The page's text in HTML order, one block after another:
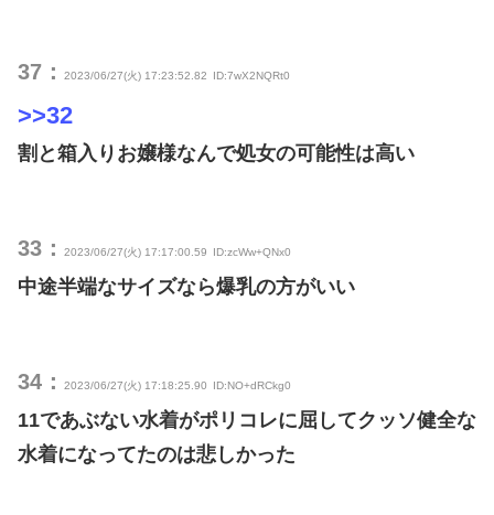
37： 2023/06/27(火) 17:23:52.82 ID:7wX2NQRt0
>>32
割と箱入りお嬢様なんで処女の可能性は高い
33： 2023/06/27(火) 17:17:00.59 ID:zcWw+QNx0
中途半端なサイズなら爆乳の方がいい
34： 2023/06/27(火) 17:18:25.90 ID:NO+dRCkg0
11であぶない水着がポリコレに屈してクッソ健全な
水着になってたのは悲しかった